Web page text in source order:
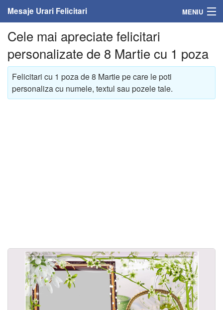
Mesaje Urari Felicitari MENIU
Home
Mesaje
Felicitari
Felicitari muzicale
Felicitari muzicale personalizate
Felicitari animate
Cele mai apreciate felicitari
personalizate de 8 Martie cu 1 poza
Felicitari cu 1 poza de 8 Martie pe care le poti
personaliza cu numele, textul sau pozele tale.